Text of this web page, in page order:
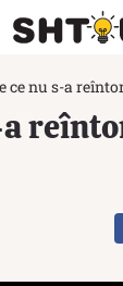
ce nu s-a
a